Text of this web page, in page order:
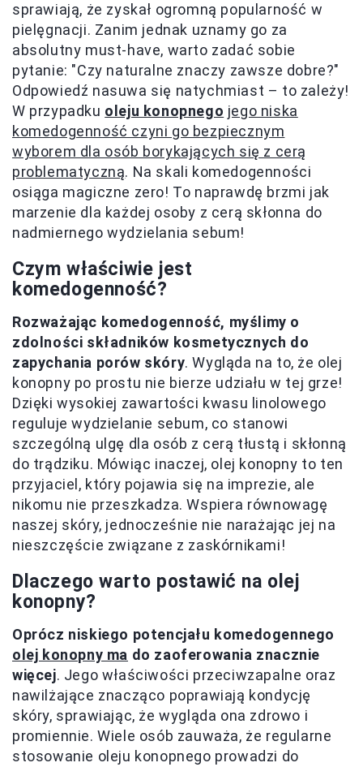
sprawiają, że zyskał ogromną popularność w
pielęgnacji. Zanim jednak uznamy go za
absolutny must-have, warto zadać sobie
pytanie: "Czy naturalne znaczy zawsze dobre?"
Odpowiedź nasuwa się natychmiast – to zależy!
W przypadku oleju konopnego jego niska
komedogenność czyni go bezpiecznym
wyborem dla osób borykających się z cerą
problematyczną. Na skali komedogenności
osiąga magiczne zero! To naprawdę brzmi jak
marzenie dla każdej osoby z cerą skłonna do
nadmiernego wydzielania sebum!
Czym właściwie jest
komedogenność?
Rozważając komedogenność, myślimy o
zdolności składników kosmetycznych do
zapychania porów skóry. Wygląda na to, że olej
konopny po prostu nie bierze udziału w tej grze!
Dzięki wysokiej zawartości kwasu linolowego
reguluje wydzielanie sebum, co stanowi
szczególną ulgę dla osób z cerą tłustą i skłonną
do trądziku. Mówiąc inaczej, olej konopny to ten
przyjaciel, który pojawia się na imprezie, ale
nikomu nie przeszkadza. Wspiera równowagę
naszej skóry, jednocześnie nie narażając jej na
nieszczęście związane z zaskórnikami!
Dlaczego warto postawić na olej
konopny?
Oprócz niskiego potencjału komedogennego
olej konopny ma do zaoferowania znacznie
więcej. Jego właściwości przeciwzapalne oraz
nawilżające znacząco poprawiają kondycję
skóry, sprawiając, że wygląda ona zdrowo i
promiennie. Wiele osób zauważa, że regularne
stosowanie oleju konopnego prowadzi do